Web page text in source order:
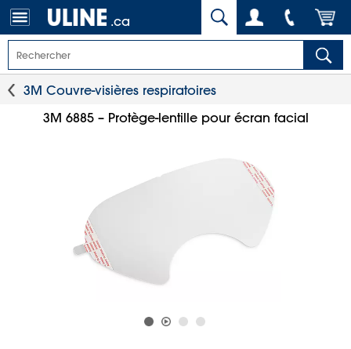
.ca
3M Couvre-visières respiratoires
3M 6885 – Protège-lentille pour écran facial